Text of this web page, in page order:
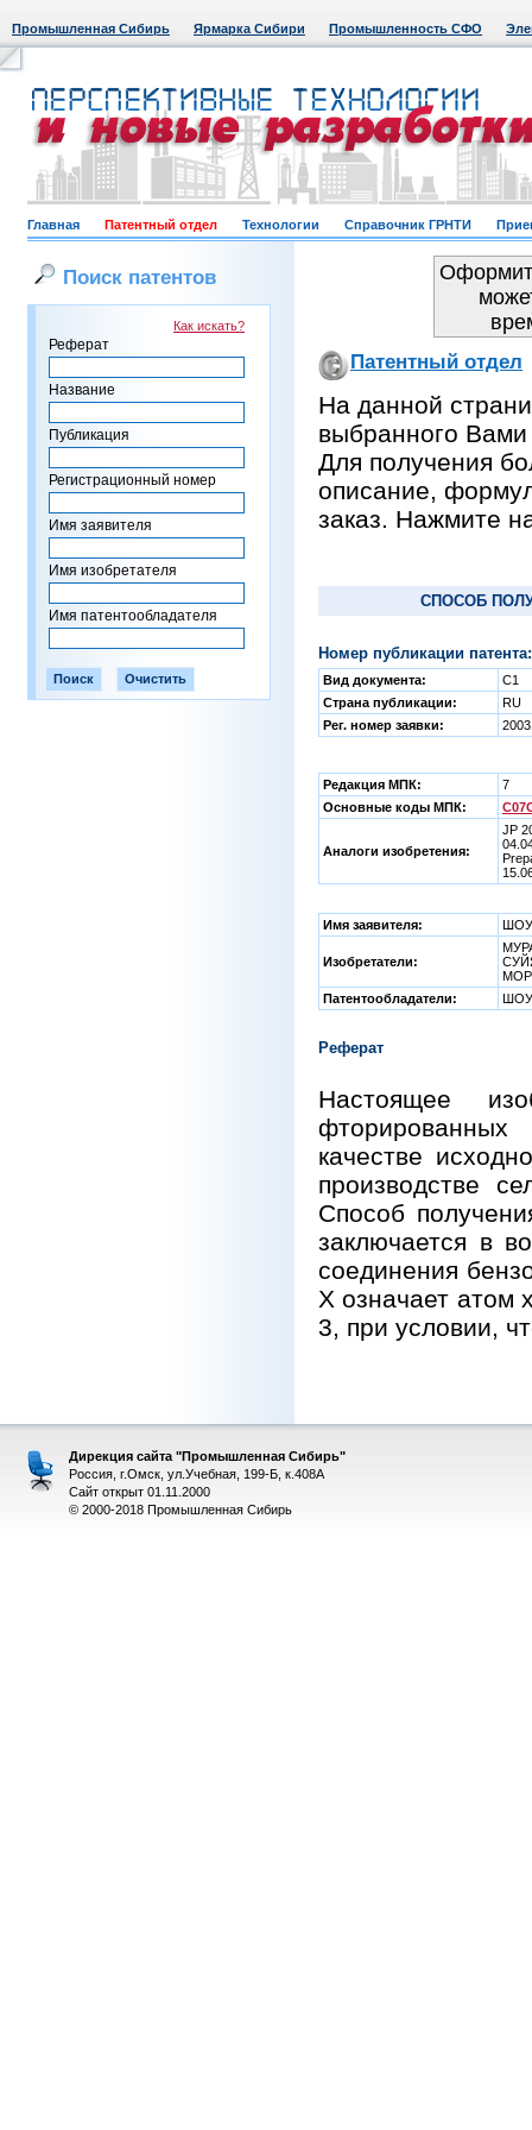
Промышленная Сибирь Ярмарка Сибири Промышленность СФО
Главная Патентный отдел Технологии Справочник ГРНТИ
Поиск патентов
Как искать?
Реферат
Название
Публикация
Регистрационный номер
Имя заявителя
Имя изобретателя
Имя патентообладателя
Патентный отдел
На данной
выбранного Вами
Для получения
описание,
заказ. Нажмите
СПОСОБ
Номер публикации
Вид документа:
C1
Страна публикации:
RU
Рег. номер заявки:
Редакция МПК:
7
Основные коды МПК:
Аналоги изобретения:
JP
Имя заявителя:
Изобретатели:
Патентообладатели:
Реферат
Настоящее
качестве
производстве
Способ
заключается в
соединения
Х означает атом
3, при условии,
Дирекция сайта "Промышленная Сибирь"
Россия, г.Омск, ул.Учебная, 199-Б, к.408А
Сайт открыт 01.11.2000
© 2000-2018 Промышленная Сибирь